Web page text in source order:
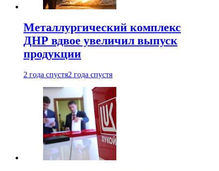
Металлургический комплекс
ДНР вдвое увеличил выпуск
продукции
2 года спустя2 года спустя